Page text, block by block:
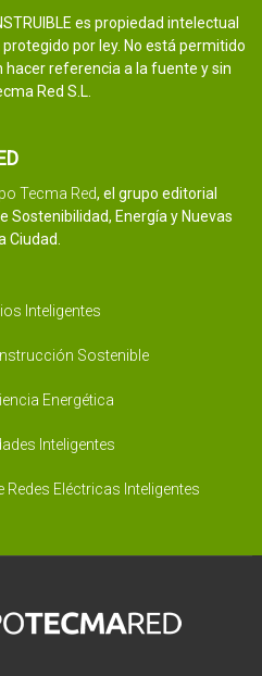
es propiedad intelectual
por ley. No está permitido
referencia a la fuente y sin
Red S.L.
Tecma Red, el grupo editorial
Sostenibilidad, Energía y Nuevas
Ciudad.
Inteligentes
Sostenible
Energética
Inteligentes
Redes Eléctricas Inteligentes